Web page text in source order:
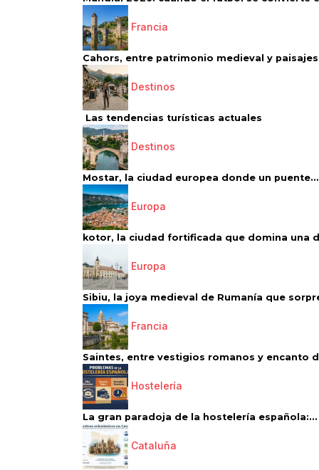
Francia
Cahors, entre patrimonio medieval y paisajes
Destinos
Las tendencias turísticas actuales
Destinos
Mostar, la ciudad europea donde un puente...
Europa
kotor, la ciudad fortificada que domina una
Europa
Sibiu, la joya medieval de Rumanía que
Francia
Saintes, entre vestigios romanos y encanto
Hostelería
La gran paradoja de la hostelería española:...
Cataluña